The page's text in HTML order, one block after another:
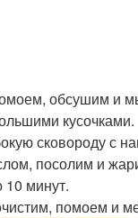
обсушим и
кусочками.
сковороду с
посолим и
минут.
помоем и